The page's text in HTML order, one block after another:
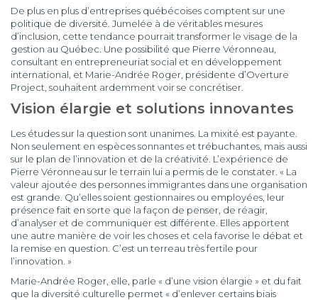
De plus en plus d’entreprises québécoises comptent sur une
politique de diversité. Jumelée à de véritables mesures
d’inclusion, cette tendance pourrait transformer le visage de la
gestion au Québec. Une possibilité que Pierre Véronneau,
consultant en entrepreneuriat social et en développement
international, et Marie-Andrée Roger, présidente d’Overture
Project, souhaitent ardemment voir se concrétiser.
Vision élargie et solutions innovantes
Les études sur la question sont unanimes. La mixité est payante.
Non seulement en espèces sonnantes et trébuchantes, mais aussi
sur le plan de l’innovation et de la créativité. L’expérience de
Pierre Véronneau sur le terrain lui a permis de le constater. « La
valeur ajoutée des personnes immigrantes dans une organisation
est grande. Qu’elles soient gestionnaires ou employées, leur
présence fait en sorte que la façon de penser, de réagir,
d’analyser et de communiquer est différente. Elles apportent
une autre manière de voir les choses et cela favorise le débat et
la remise en question. C’est un terreau très fertile pour
l’innovation. »
Marie-Andrée Roger, elle, parle « d’une vision élargie » et du fait
que la diversité culturelle permet « d’enlever certains biais